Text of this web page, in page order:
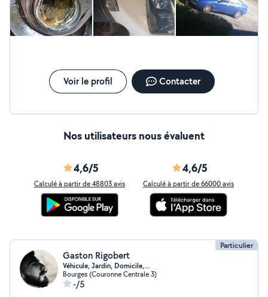
Voir le profil Contacter
Nos utilisateurs nous évaluent
4,6/5
Calculé à partir de 48803 avis
4,6/5
Calculé à partir de 66000 avis
Particulier
Gaston Rigobert
Véhicule, Jardin, Domicile,...
Bourges (Couronne Centrale 3)
-/5